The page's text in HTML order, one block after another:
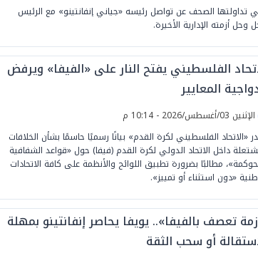
تداولتها الصحف عن تواصل رئيسه «جياني إنفانتينو» مع الرئيس
أزمته الإدارية الأخيرة.
الفلسطيني يفتح النار على «الفيفا» ويرفض
المعايير
الإثنين 03/أغسطس/2026 - 10:14 م
«الاتحاد الفلسطيني لكرة القدم» بيانًا رسميًا حاسمًا بشأن الخلافات
داخل الاتحاد الدولي لكرة القدم (فيفا) حول «قواعد الشفافية
مطالبًا بضرورة تطبيق اللوائح والأنظمة على كافة الاتحادات
«دون استثناء أو تمييز».
تعصف بالفيفا».. يويفا يحاصر إنفانتينو بمهلة
أو سحب الثقة